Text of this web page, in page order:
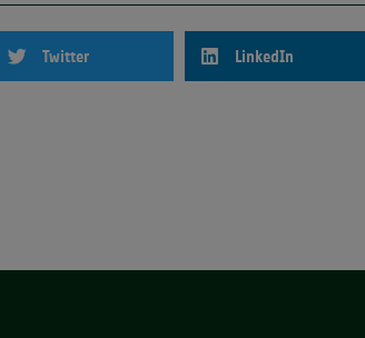
Twitter LinkedIn